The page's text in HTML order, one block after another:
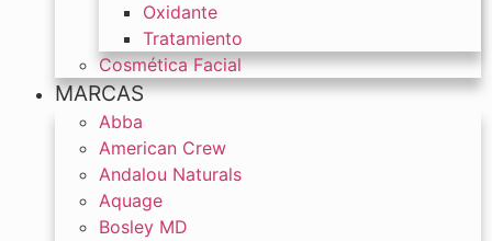
Oxidante
Tratamiento
Cosmética Facial
MARCAS
Abba
American Crew
Andalou Naturals
Aquage
Bosley MD